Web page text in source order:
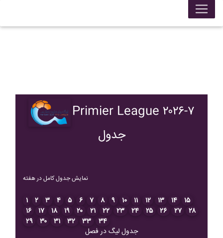
Primier League ۲۰۲۶-۷
جدول
نمایش جدول کامل در هفته
۱ ۲ ۳ ۴ ۵ ۶ ۷ ۸ ۹ ۱۰ ۱۱ ۱۲ ۱۳ ۱۴
۱۵
۱۶
۱۷ ۱۸ ۱۹ ۲۰ ۲۱ ۲۲ ۲۳ ۲۴ ۲۵ ۲۶ ۲۷
۲۸
۲۹
۳۰ ۳۱ ۳۲ ۳۳
۳۴
جدول لیگ در فصل